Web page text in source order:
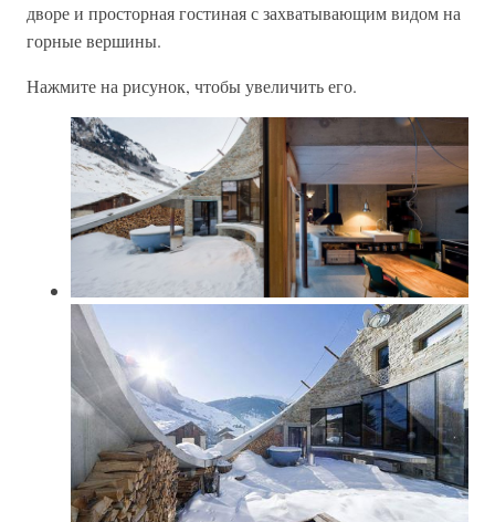
дворе и просторная гостиная с захватывающим видом на
горные вершины.
Нажмите на рисунок, чтобы увеличить его.